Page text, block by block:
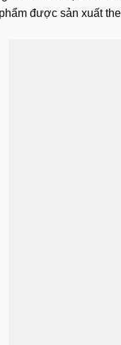
được sản xuất